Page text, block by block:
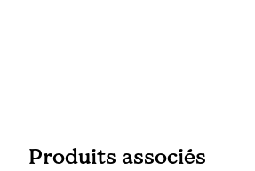
Produits associés